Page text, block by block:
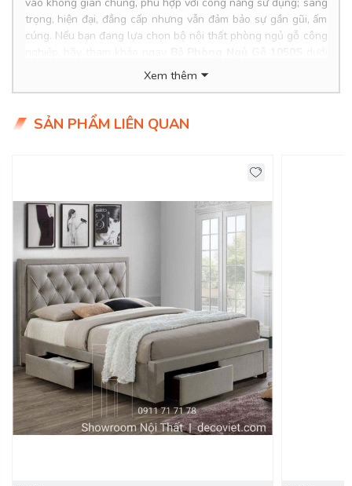
trọng, hiện đại, đẳng cấp nhưng vẫn đảm bảo sự gần gũi, ấm
cúng. Nếu bạn đang lựa chọn bộ nội thất phòng ngủ gỗ công
Product Info
Kích thước:
Chất liệu:
Delivery Free: Miễn Phí Giao Hàng Nội Thành HCM, Biên
Hoà, TDM Bình Dương
Bộ Nội Thất Phòng Ngủ Gỗ Công Nghiệp Hiện
Đại Cho Gia Đình
Phòng ngủ không những là nơi để bạn đắm chìm vào giấc
ngủ, mà nó còn là không gian riêng tư thể hiện tính cách, gu
thẩm mỹ chính vì thế thiết kế phòng ngủ luôn được gia chủ
xem trọng và dành tình cảm đặc biệt nhất.
Xem thêm
SẢN PHẨM LIÊN QUAN